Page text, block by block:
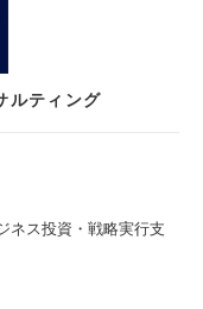
ルティング
ネス投資・戦略実行支